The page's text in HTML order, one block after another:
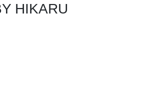
HIKARU